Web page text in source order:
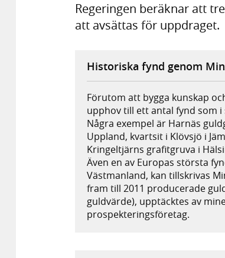
Regeringen beräknar att
att avsättas för uppdraget.
Historiska fynd genom
Förutom att bygga kunskap
upphov till ett antal fynd som
Några exempel är Harnäs
Uppland, kvartsit i Klövsjö i
Kringeltjärns grafitgruva i
Även en av Europas största
Västmanland, kan tillskrivas
fram till 2011 producerade
guldvärde), upptäcktes av
prospekteringsföretag.